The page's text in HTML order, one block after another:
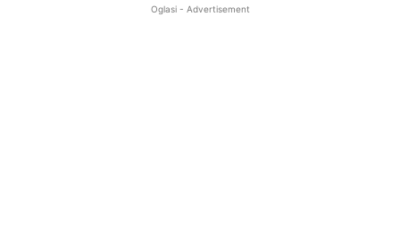
Oglasi - Advertisement